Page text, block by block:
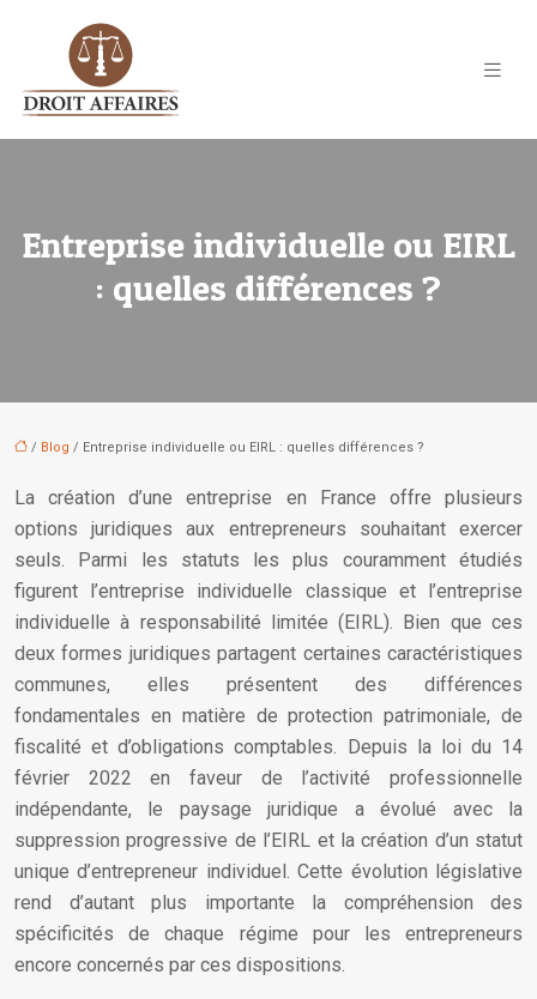
Entreprise individuelle ou EIRL
: quelles différences ?
/ Blog / Entreprise individuelle ou EIRL : quelles différences ?
La création d’une entreprise en France offre plusieurs
options juridiques aux entrepreneurs souhaitant exercer
seuls. Parmi les statuts les plus couramment étudiés
figurent l’entreprise individuelle classique et l’entreprise
individuelle à responsabilité limitée (EIRL). Bien que ces
deux formes juridiques partagent certaines caractéristiques
communes, elles présentent des différences
fondamentales en matière de protection patrimoniale, de
fiscalité et d’obligations comptables. Depuis la loi du 14
février 2022 en faveur de l’activité professionnelle
indépendante, le paysage juridique a évolué avec la
suppression progressive de l’EIRL et la création d’un statut
unique d’entrepreneur individuel. Cette évolution législative
rend d’autant plus importante la compréhension des
spécificités de chaque régime pour les entrepreneurs
encore concernés par ces dispositions.